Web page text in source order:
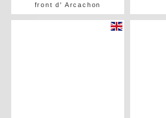
front d' Arcachon